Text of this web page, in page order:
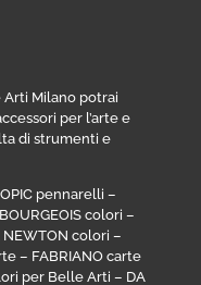
Arti Milano potrai
per l’arte e
di strumenti e
pennarelli –
colori –
NEWTON colori –
– FABRIANO carte
per Belle Arti – DA